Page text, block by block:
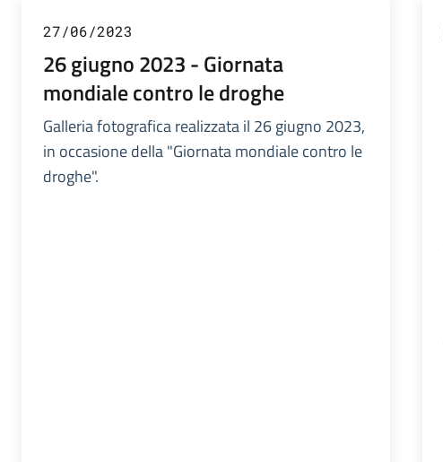
27/06/2023
26 giugno 2023 - Giornata
mondiale contro le droghe
Galleria fotografica realizzata il 26 giugno 2023,
in occasione della "Giornata mondiale contro le
droghe".